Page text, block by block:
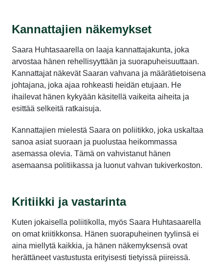
Kannattajien näkemykset
Saara Huhtasaarella on laaja kannattajakunta, joka
arvostaa hänen rehellisyyttään ja suorapuheisuuttaan.
Kannattajat näkevät Saaran vahvana ja määrätietoisena
johtajana, joka ajaa rohkeasti heidän etujaan. He
ihailevat hänen kykyään käsitellä vaikeita aiheita ja
esittää selkeitä ratkaisuja.
Kannattajien mielestä Saara on poliitikko, joka uskaltaa
sanoa asiat suoraan ja puolustaa heikommassa
asemassa olevia. Tämä on vahvistanut hänen
asemaansa politiikassa ja luonut vahvan tukiverkoston.
Kritiikki ja vastarinta
Kuten jokaisella poliitikolla, myös Saara Huhtasaarella
on omat kriitikkonsa. Hänen suorapuheinen tyylinsä ei
aina miellytä kaikkia, ja hänen näkemyksensä ovat
herättäneet vastustusta erityisesti tietyissä piireissä.